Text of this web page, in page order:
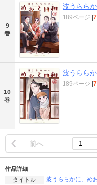
9
巻
波うらら
189ページ |
10
巻
波うらら
189ページ |
前へ
作品詳細
タイトル
波うららかに、め